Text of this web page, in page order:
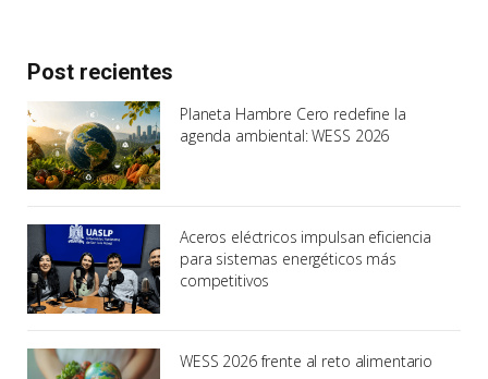
Post recientes
Planeta Hambre Cero redefine la
agenda ambiental: WESS 2026
Aceros eléctricos impulsan eficiencia
para sistemas energéticos más
competitivos
WESS 2026 frente al reto alimentario